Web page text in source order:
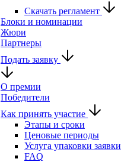
Скачать регламент
Блоки и номинации
Жюри
Партнеры
Подать заявку
О премии
Победители
Как принять участие
Этапы и сроки
Ценовые периоды
Услуга упаковки заявки
FAQ